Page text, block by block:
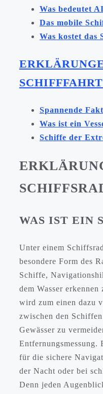
Was bedeutet
Das mobile
Was kostet das
SCHIFFFAHRT
Spannende
Was ist ein
Schiffe der
WAS IST EIN
Unter einem
besondere Form des
Schiffe,
dem Wasser
wird zum einen dazu
zwischen den
Gewässer zu
Entfernungsmessung.
für die sichere
der Nacht oder bei
Denn jeden